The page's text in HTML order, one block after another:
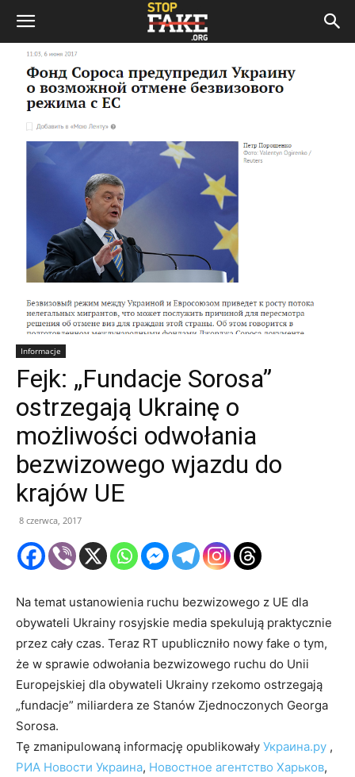
Informacje
Fejk: „Fundacje Sorosa”
ostrzegają Ukrainę o
możliwości odwołania
bezwizowego wjazdu do
krajów UE
8 czerwca, 2017
Na temat ustanowienia ruchu bezwizowego z UE dla
obywateli Ukrainy rosyjskie media spekulują praktycznie
przez cały czas. Teraz RT upubliczniło nowy fake o tym,
że w sprawie odwołania bezwizowego ruchu do Unii
Europejskiej dla obywateli Ukrainy rzekomo ostrzegają
„fundacje” miliardera ze Stanów Zjednoczonych Georga
Sorosa.
Tę zmanipulowaną informację opublikowały Украина.ру ,
РИА Новости Украина, Новостное агентство Харьков,